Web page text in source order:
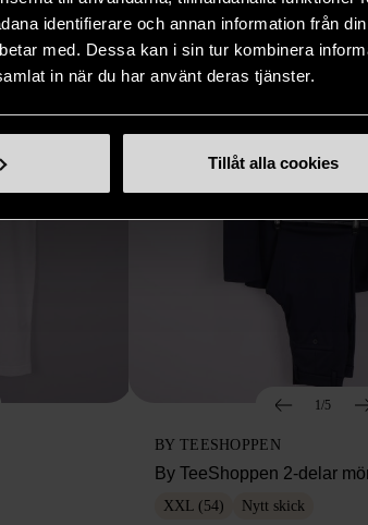
identifierare och annan information från
med. Dessa kan i sin tur kombinera
in när du har använt deras tjänster.
Tillåt alla cookies
1/5
BY TEESHOPPEN
By TeeShoppen 2-delar
XXL (54) Nytt skick